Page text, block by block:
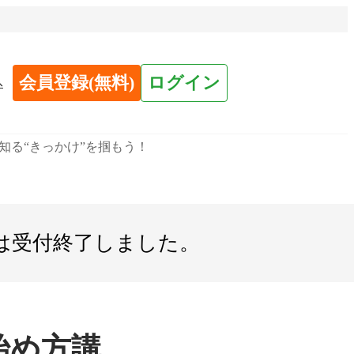
会員登録(無料) ログイン
“きっかけ”を掴もう！
受付終了しました。